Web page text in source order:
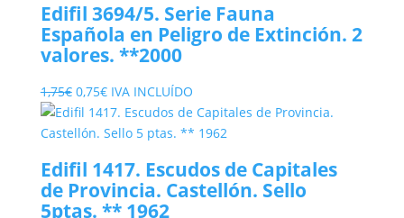
era:
0,35€.
es:
0,15€.
Edifil 3694/5. Serie Fauna
Española en Peligro de Extinción. 2
valores. **2000
1,75€ El
precio
original
1,75€.
0,75€El
precio
actual
0,75€.
IVA INCLUÍDO
Edifil 1417. Escudos de Capitales
de Provincia. Castellón. Sello
5ptas. ** 1962